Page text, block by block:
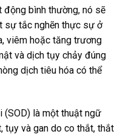
động bình thường, nó sẽ
sự tắc nghẽn thực sự ở
viêm hoặc tăng trương
và dịch tụy chảy đúng
dịch tiêu hóa có thể
(SOD) là một thuật ngữ
tụy và gan do co thắt, thắt